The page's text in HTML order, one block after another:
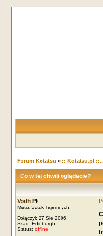
Forum Kotatsu » :: Kotatsu.pl ::..
Co w tej chwili oglądacie?
Vodh
Mistrz Sztuk Tajemnych.
Dołączył: 27 Sie 2006
Skąd: Edinburgh.
Status: offline